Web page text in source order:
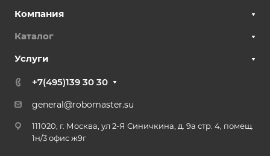
Компания
Каталог
Услуги
+7(495)139 30 30
general@robomaster.su
111020, г. Москва, ул 2-Я Синичкина, д. 9а стр. 4, помещ.
1н/3 офис ж9г